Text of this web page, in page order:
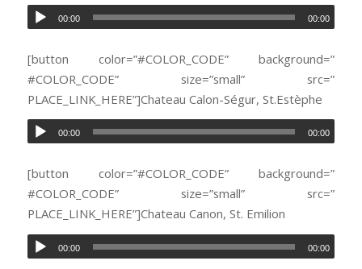
00:00 00:00
[button color=”#COLOR_CODE” background=”
#COLOR_CODE” size=”small” src=”
PLACE_LINK_HERE”]Chateau Calon-Ségur, St.Estèphe
00:00 00:00
[button color=”#COLOR_CODE” background=”
#COLOR_CODE” size=”small” src=”
PLACE_LINK_HERE”]Chateau Canon, St. Emilion
00:00 00:00